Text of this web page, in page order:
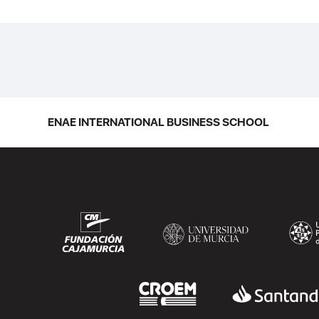
ENAE INTERNATIONAL BUSINESS SCHOOL